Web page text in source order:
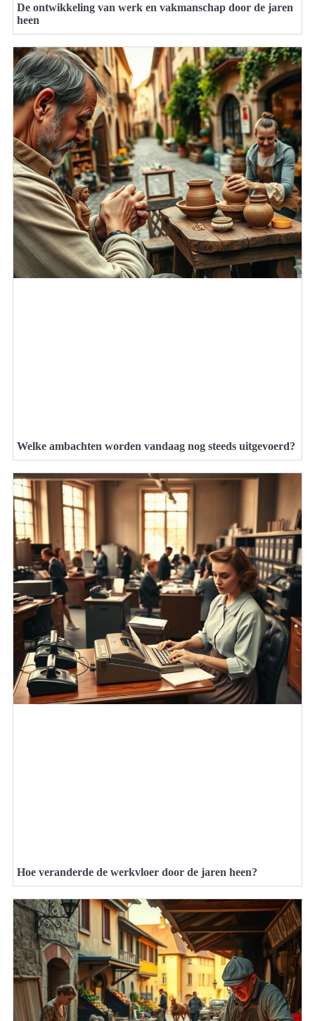
De ontwikkeling van werk en vakmanschap door de jaren
heen
Welke ambachten worden vandaag nog steeds uitgevoerd?
Hoe veranderde de werkvloer door de jaren heen?